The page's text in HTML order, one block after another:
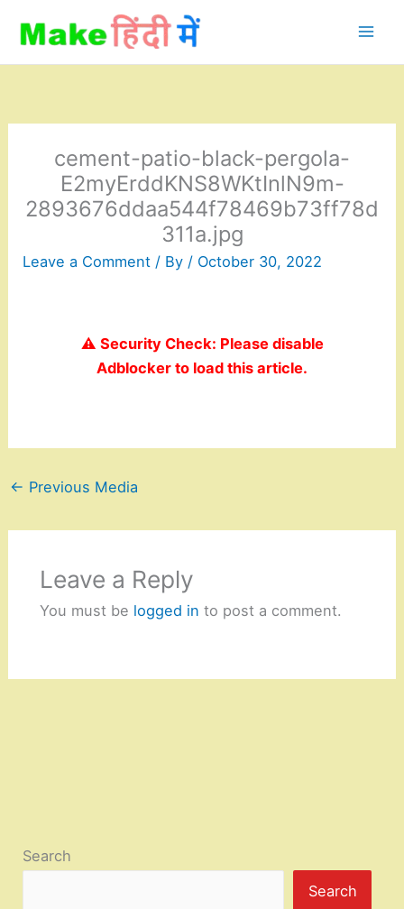
content
cement-patio-black-pergola-
E2myErddKNS8WKtInlN9m-
2893676ddaa544f78469b73ff78d
311a.jpg
Leave a Comment / By / October 30, 2022
⚠️ Security Check: Please disable
Adblocker to load this article.
← Previous Media
Leave a Reply
You must be logged in to post a comment.
Search
Search